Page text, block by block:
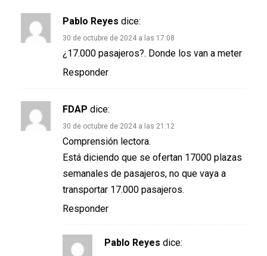
Pablo Reyes dice:
30 de octubre de 2024 a las 17:08
¿17.000 pasajeros?. Donde los van a meter
Responder
FDAP dice:
30 de octubre de 2024 a las 21:12
Comprensión lectora.
Está diciendo que se ofertan 17000 plazas
semanales de pasajeros, no que vaya a
transportar 17.000 pasajeros.
Responder
Pablo Reyes dice: